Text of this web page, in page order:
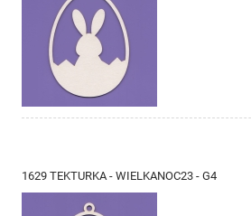
1629 TEKTURKA - WIELKANOC23 - G4